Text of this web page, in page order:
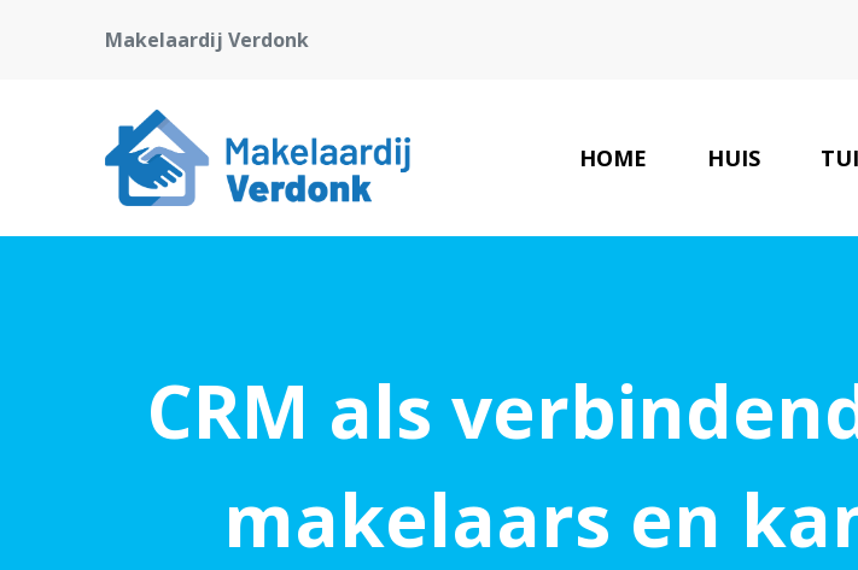
Makelaardij Verdonk
HOME HUIS
CRM als
makelaars en